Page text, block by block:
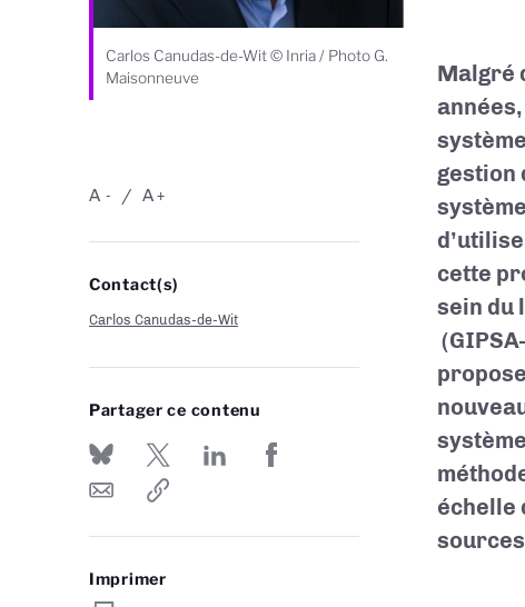
Carlos Canudas-de-Wit © Inria / Photo G.
Maisonneuve
-
A +
A
Contact(s)
Carlos Canudas-de-Wit
Partager ce contenu
Imprimer
Malgré
gestion
cette
sein du
échelle